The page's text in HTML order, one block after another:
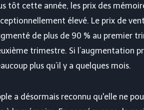
tôt cette année, les prix des
élevé. Le prix de
de plus de 90 % au premier
trimestre. Si l’augmentation
plus qu’il y a quelques mois.
a désormais reconnu qu'elle ne